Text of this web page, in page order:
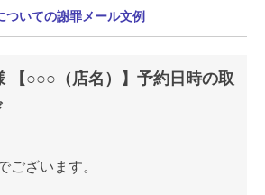
ついての謝罪メール文例
【○○○（店名）】予約日時の取
ございます。